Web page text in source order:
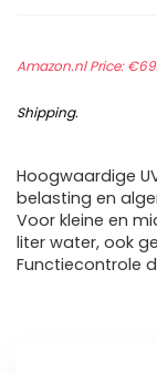
Amazon.nl Price:€
Shipping.
Hoogwaardige
belasting en
Voor kleine en
liter water, ook
Functiecontrole